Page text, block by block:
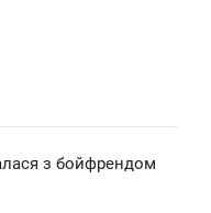
з бойфрендом